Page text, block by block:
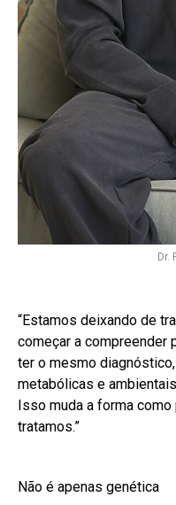
Dr.
“Estamos deixando de
começar a compreender
ter o mesmo
metabólicas e
Isso muda a forma
tratamos.”
Não é apenas genética